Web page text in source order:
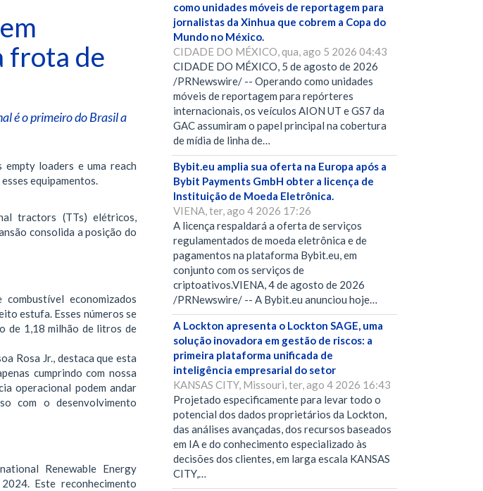
frota de
é o primeiro do Brasil a
loaders e uma reach
equipamentos.
tractors (TTs) elétricos,
consolida a posição do
economizados
estufa. Esses números se
de 1,18 milhão de litros de
Rosa Jr., destaca que esta
cumprindo com nossa
operacional podem andar
com o desenvolvimento
Renewable Energy
Este reconhecimento
como unidades móveis de reportagem para
jornalistas da Xinhua que cobrem a Copa do
Mundo no México.
CIDADE DO MÉXICO, qua, ago 5 2026 04:43
CIDADE DO MÉXICO, 5 de agosto de 2026
/PRNewswire/ -- Operando como unidades
móveis de reportagem para repórteres
internacionais, os veículos AION UT e GS7 da
GAC assumiram o papel principal na cobertura
de mídia de linha de…
Bybit.eu amplia sua oferta na Europa após a
Bybit Payments GmbH obter a licença de
Instituição de Moeda Eletrônica.
VIENA, ter, ago 4 2026 17:26
A licença respaldará a oferta de serviços
regulamentados de moeda eletrônica e de
pagamentos na plataforma Bybit.eu, em
conjunto com os serviços de
criptoativos.VIENA, 4 de agosto de 2026
/PRNewswire/ -- A Bybit.eu anunciou hoje…
A Lockton apresenta o Lockton SAGE, uma
solução inovadora em gestão de riscos: a
primeira plataforma unificada de
inteligência empresarial do setor
KANSAS CITY, Missouri, ter, ago 4 2026 16:43
Projetado especificamente para levar todo o
potencial dos dados proprietários da Lockton,
das análises avançadas, dos recursos baseados
em IA e do conhecimento especializado às
decisões dos clientes, em larga escala KANSAS
CITY,…